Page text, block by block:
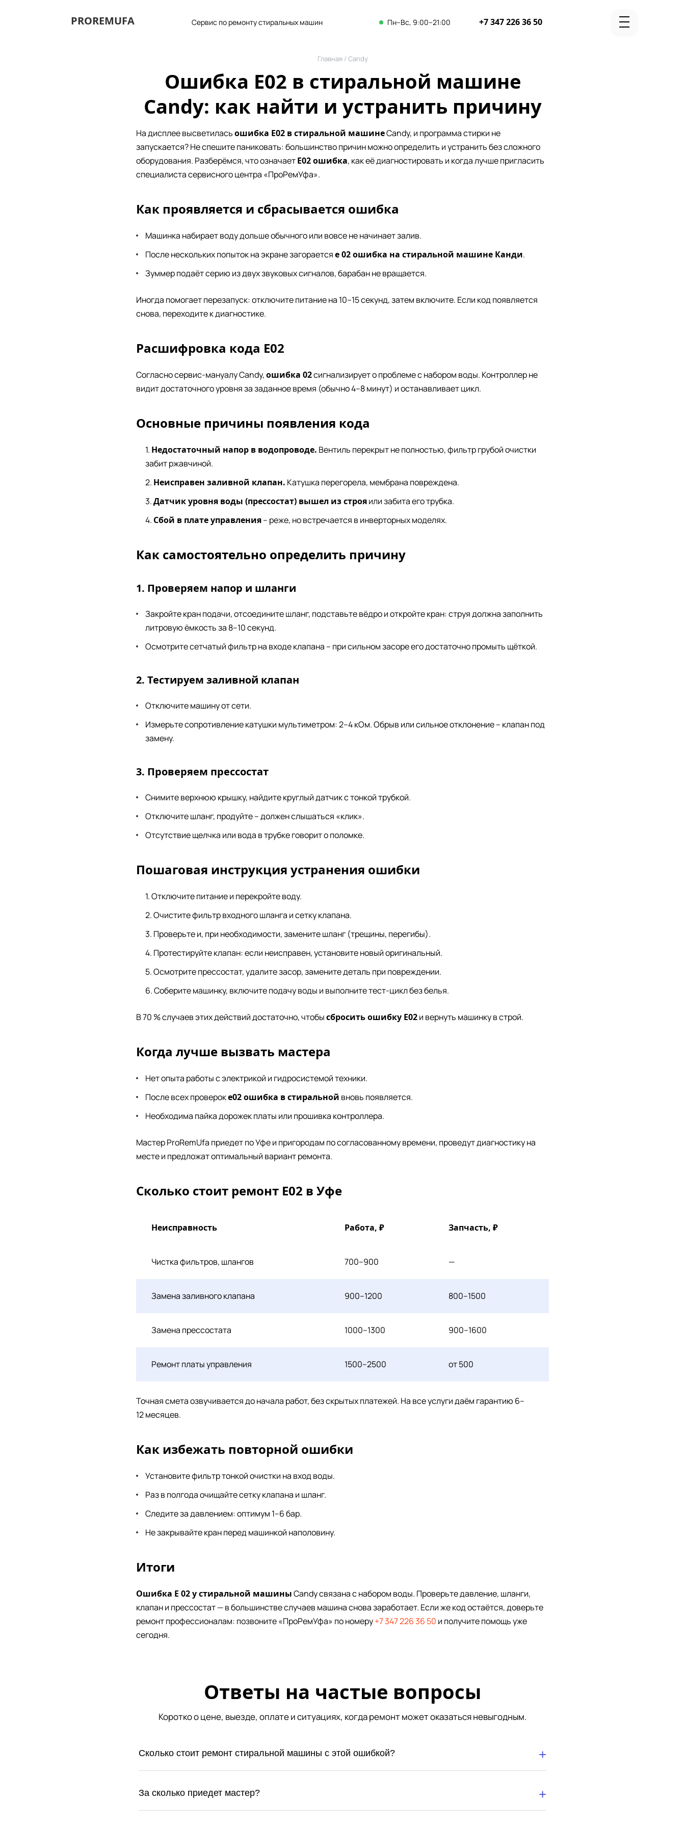
PROREMUFA Сервис по ремонту стиральных машин Пн–Вс, 9:00–21:00 +7 347 226 36 50 WhatsApp
Главная / Candy
Ошибка E02 в стиральной машине
Candy: как найти и устранить причину
На дисплее высветиласьошибка Е02 в стиральной машинеCandy, и программа стирки не
запускается? Не спешите паниковать: большинство причин можно определить и устранить без сложного
оборудования. Разберёмся, что означаетE02 ошибка, как её диагностировать и когда лучше пригласить
специалиста сервисного центра «ПроРемУфа».
Как проявляется и сбрасывается ошибка
Машинка набирает воду дольше обычного или вовсе не начинает залив.
После нескольких попыток на экране загораетсяе 02 ошибка на стиральной машине Канди.
Зуммер подаёт серию из двух звуковых сигналов, барабан не вращается.
Иногда помогает перезапуск: отключите питание на 10–15 секунд, затем включите. Если код появляется
снова, переходите к диагностике.
Расшифровка кода E02
Согласно сервис-мануалу Candy,ошибка 02сигнализирует о проблеме с набором воды. Контроллер не
видит достаточного уровня за заданное время (обычно 4–8 минут) и останавливает цикл.
Основные причины появления кода
Недостаточный напор в водопроводе. Вентиль перекрыт не полностью, фильтр грубой очистки
забит ржавчиной.
Неисправен заливной клапан. Катушка перегорела, мембрана повреждена.
Датчик уровня воды (прессостат) вышел из строяили забита его трубка.
Сбой в плате управления– реже, но встречается в инверторных моделях.
Как самостоятельно определить причину
1. Проверяем напор и шланги
Закройте кран подачи, отсоедините шланг, подставьте вёдро и откройте кран: струя должна заполнить
литровую ёмкость за 8–10 секунд.
Осмотрите сетчатый фильтр на входе клапана – при сильном засоре его достаточно промыть щёткой.
2. Тестируем заливной клапан
Отключите машину от сети.
Измерьте сопротивление катушки мультиметром: 2–4 кОм. Обрыв или сильное отклонение – клапан под
замену.
3. Проверяем прессостат
Снимите верхнюю крышку, найдите круглый датчик с тонкой трубкой.
Отключите шланг, продуйте – должен слышаться «клик».
Отсутствие щелчка или вода в трубке говорит о поломке.
Пошаговая инструкция устранения ошибки
Отключите питание и перекройте воду.
Очистите фильтр входного шланга и сетку клапана.
Проверьте и, при необходимости, замените шланг (трещины, перегибы).
Протестируйте клапан: если неисправен, установите новый оригинальный.
Осмотрите прессостат, удалите засор, замените деталь при повреждении.
Соберите машинку, включите подачу воды и выполните тест-цикл без белья.
В 70 % случаев этих действий достаточно, чтобысбросить ошибку E02и вернуть машинку в строй.
Когда лучше вызвать мастера
Нет опыта работы с электрикой и гидросистемой техники.
После всех провероке02 ошибка в стиральной вновь появляется.
Необходима пайка дорожек платы или прошивка контроллера.
Мастер ProRemUfa приедет по Уфе и пригородам по согласованному времени, проведут диагностику на
месте и предложат оптимальный вариант ремонта.
Сколько стоит ремонт E02 в Уфе
Неисправность Работа, ₽ Запчасть, ₽
Чистка фильтров, шлангов 700–900 —
Замена заливного клапана 900–1200 800–1500
Замена прессостата 1000–1300 900–1600
Ремонт платы управления 1500–2500 от 500
Точная смета озвучивается до начала работ, без скрытых платежей. На все услуги даём гарантию 6–
12 месяцев.
Как избежать повторной ошибки
Установите фильтр тонкой очистки на вход воды.
Раз в полгода очищайте сетку клапана и шланг.
Следите за давлением: оптимум 1–6 бар.
Не закрывайте кран перед машинкой наполовину.
Итоги
Ошибка Е 02 у стиральной машиныCandy связана с набором воды. Проверьте давление, шланги,
клапан и прессостат — в большинстве случаев машина снова заработает. Если же код остаётся, доверьте
ремонт профессионалам: позвоните «ПроРемУфа» по номеру+7 347 226 36 50 и получите помощь уже
сегодня.
Ответы на частые вопросы
Коротко о цене, выезде, оплате и ситуациях, когда ремонт может оказаться невыгодным.
Сколько стоит ремонт стиральной машины с этой ошибкой?
За сколько приедет мастер?